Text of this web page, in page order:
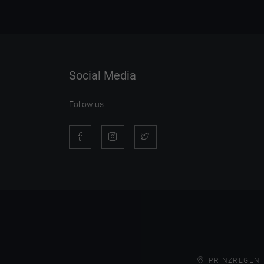
Social Media
Follow us